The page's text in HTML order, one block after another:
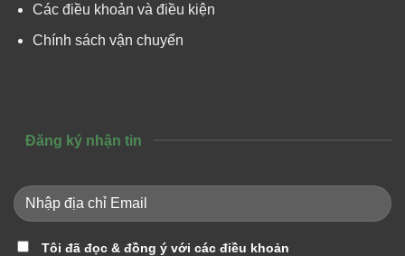
Các điều khoản và điều kiện
Chính sách vận chuyển
Đăng ký nhận tin
Tôi đã đọc & đồng ý với các điều khoản